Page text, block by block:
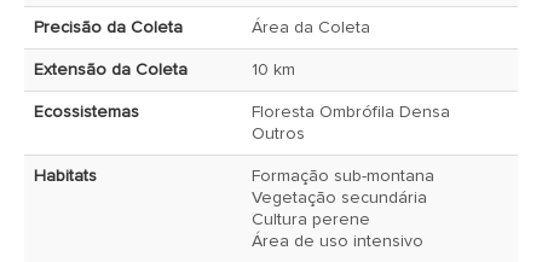
Precisão da Coleta Área da Coleta
Extensão da Coleta 10 km
Ecossistemas
Floresta Ombrófila Densa
Outros
Habitats
Formação sub-montana
Vegetação secundária
Cultura perene
Área de uso intensivo